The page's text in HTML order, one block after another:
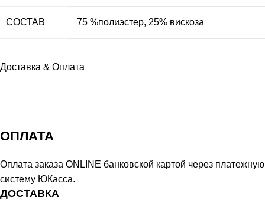
СОСТАВ 75 %полиэстер, 25% вискоза
Доставка & Оплата
ОПЛАТА
Оплата заказа ONLINE банковской картой через платежную
систему ЮКасса.
ДОСТАВКА